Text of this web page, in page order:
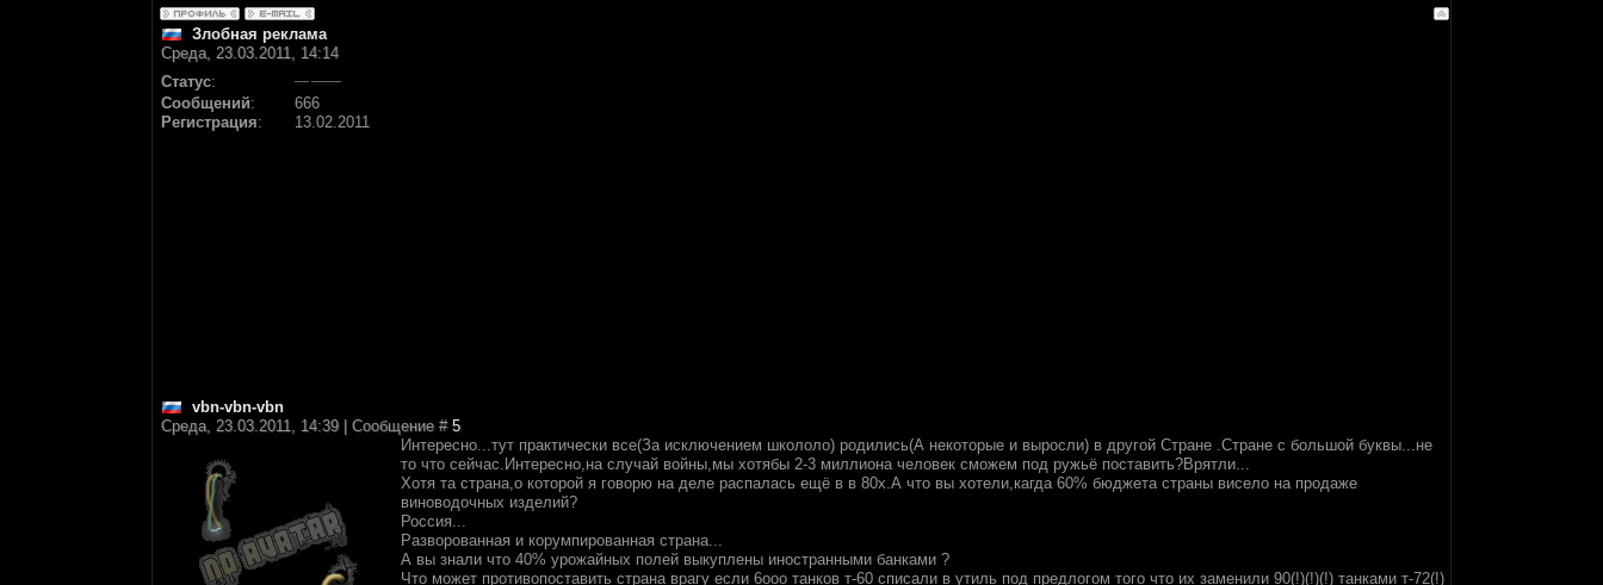
Злобная реклама
Среда, 23.03.2011, 14:14
Статус:
Сообщений:
666
Регистрация: 13.02.2011
vbn-vbn-vbn
Среда, 23.03.2011, 14:39 | Сообщение # 5
Интересно...тут практически все(За исключением школоло) родились(А некоторые и выросли) в другой Стране .Стране с большой буквы...не
то что сейчас.Интересно,на случай войны,мы хотябы 2-3 миллиона человек сможем под ружьё поставить?Врятли...
Хотя та страна,о которой я говорю на деле распалась ещё в в 80х.А что вы хотели,кагда 60% бюджета страны висело на продаже
виноводочных изделий?
Россия...
Разворованная и корумпированная страна...
А вы знали что 40% урожайных полей выкуплены иностранными банками ?
Что может противопоставить страна врагу если 6ооо танков т-60 списали в утиль под предлогом того что их заменили 90(!)(!)(!) танками т-72(!)